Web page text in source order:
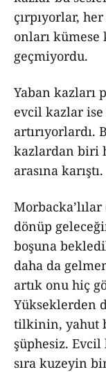
çırpıyorlar,
onları
geçmiyordu.
Yaban kazları
evcil kazlar ise
artırıyorlardı.
kazlardan biri
arasına karıştı.
dönüp
boşuna
daha da
artık onu hiç
Yükseklerden
tilkinin, yahut
şüphesiz. Evcil
sıra kuzeyin